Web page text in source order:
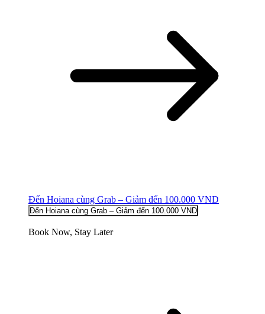
Đến Hoiana cùng Grab – Giảm đến 100.000 VND
Đến Hoiana cùng Grab – Giảm đến 100.000 VND
Book Now, Stay Later